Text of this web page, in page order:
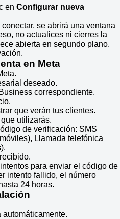
en Configurar nueva
se abrirá una ventana
no actualices ni cierres la
abierta en segundo plano.
en Meta
deseado.
correspondiente.
que verán tus clientes.
utilizarás.
de verificación: SMS
Llamada telefónica
para enviar el código de
intento fallido, el número
24 horas.
automáticamente.